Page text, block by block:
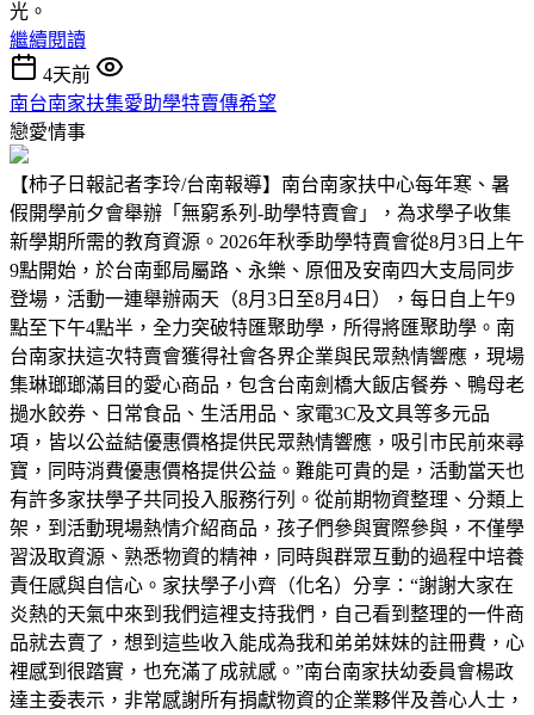
光。
繼續閱讀
4天前
南台南家扶集愛助學特賣傳希望
戀愛情事
【柿子日報記者李玲/台南報導】南台南家扶中心每年寒、暑
假開學前夕會舉辦「無窮系列-助學特賣會」，為求學子收集
新學期所需的教育資源。2026年秋季助學特賣會從8月3日上午
9點開始，於台南郵局屬路、永樂、原佃及安南四大支局同步
登場，活動一連舉辦兩天（8月3日至8月4日），每日自上午9
點至下午4點半，全力突破特匯聚助學，所得將匯聚助學。南
台南家扶這次特賣會獲得社會各界企業與民眾熱情響應，現場
集琳瑯瑯滿目的愛心商品，包含台南劍橋大飯店餐券、鴨母老
撾水餃券、日常食品、生活用品、家電3C及文具等多元品
項，皆以公益結優惠價格提供民眾熱情響應，吸引市民前來尋
寶，同時消費優惠價格提供公益。難能可貴的是，活動當天也
有許多家扶學子共同投入服務行列。從前期物資整理、分類上
架，到活動現場熱情介紹商品，孩子們參與實際參與，不僅學
習汲取資源、熟悉物資的精神，同時與群眾互動的過程中培養
責任感與自信心。家扶學子小齊（化名）分享：“謝謝大家在
炎熱的天氣中來到我們這裡支持我們，自己看到整理的一件商
品就去賣了，想到這些收入能成為我和弟弟妹妹的註冊費，心
裡感到很踏實，也充滿了成就感。”南台南家扶幼委員會楊政
達主委表示，非常感謝所有捐獻物資的企業夥伴及善心人士，